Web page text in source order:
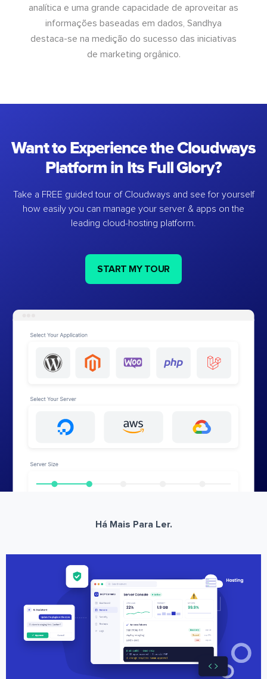
analítica e uma grande capacidade de aproveitar as
informações baseadas em dados, Sandhya
destaca-se na medição do sucesso das iniciativas
de marketing orgânico.
Want to Experience the Cloudways
Platform in Its Full Glory?
Take a FREE guided tour of Cloudways and see for yourself
how easily you can manage your server & apps on the
leading cloud-hosting platform.
START MY TOUR
Há Mais Para Ler.